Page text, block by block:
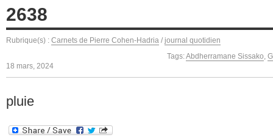
2638
Rubrique(s) : Carnets de Pierre Cohen-Hadria / journal quotidien
Tags:Abdherramane Sissako
18 mars, 2024
pluie